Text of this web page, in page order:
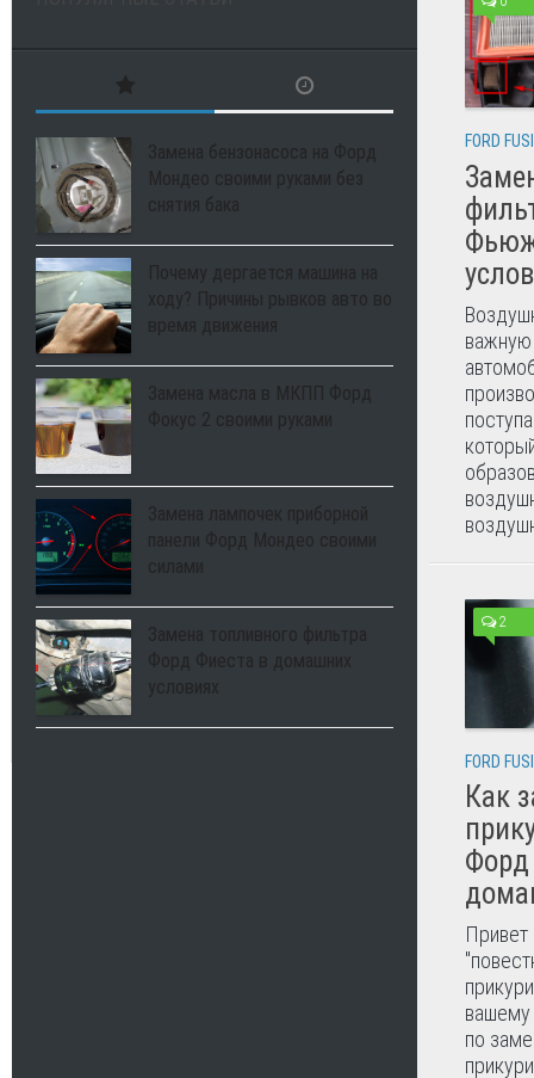
FORD
важную
2
FORD
Как
Привет
вашему
по
Замена бензонасоса на Форд
Мондео своими руками без
снятия бака
Почему дергается машина на
ходу? Причины рывков авто во
время движения
Замена масла в МКПП Форд
Фокус 2 своими руками
Замена лампочек приборной
панели Форд Мондео своими
силами
Замена топливного фильтра
Форд Фиеста в домашних
условиях